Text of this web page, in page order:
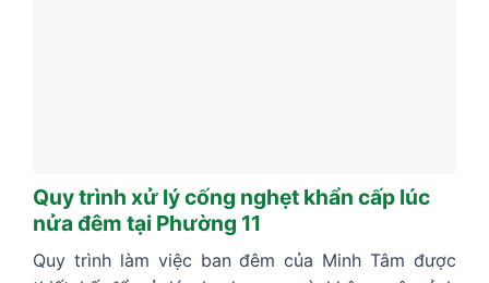
Quy trình xử lý cống nghẹt khẩn cấp lúc
nửa đêm tại Phường 11
Quy trình làm việc ban đêm của Minh Tâm được